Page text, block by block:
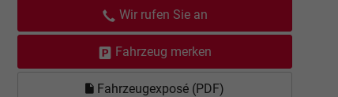
Wir rufen Sie an
Fahrzeug merken
Fahrzeugexposé (PDF)